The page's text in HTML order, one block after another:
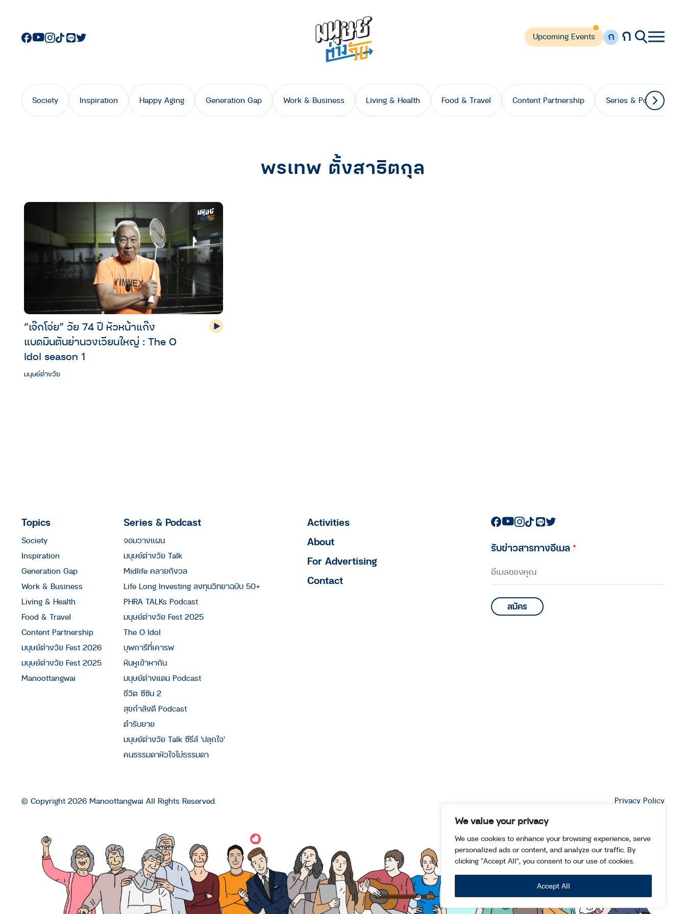
We value your privacy
We use cookies to enhance your browsing experience, serve
personalized ads or content, and analyze our traffic. By
clicking "Accept All", you consent to our use of cookies.
Accept All
Upcoming Events ก ก
Society Inspiration Happy Aging Generation Gap Work & Business Living & Health Food & Travel Content Partnership Series & Podcast
พรเทพ ตั้งสาธิตกุล
“เจ๊กโจ่ย” วัย 74 ปี หัวหน้าแก๊ง
แบดมินตันย่านวงเวียนใหญ่ : The O
Idol season 1
มนุษย์ต่างวัย
Topics
Society
Inspiration
Generation Gap
Work & Business
Living & Health
Food & Travel
Content Partnership
มนุษย์ต่างวัย Fest 2026
มนุษย์ต่างวัย Fest 2025
Manoottangwai
Series & Podcast
จอมวางแผน
มนุษย์ต่างวัย Talk
Midlife คลายกังวล
Life Long Investing ลงทุนวิทยาฉบับ 50+
PHRA TALKs Podcast
มนุษย์ต่างวัย Fest 2025
The O Idol
บุพการีที่เคารพ
หันหูเข้าหากัน
มนุษย์ต่างแดน Podcast
ชีวิต ซีซัน 2
สุขกำลังดี Podcast
ตำรับยาย
มนุษย์ต่างวัย Talk ซีรีส์ 'ปลุกใจ'
คนธรรมดาหัวใจไม่ธรรมดา
Activities
About
For Advertising
Contact
รับข่าวสารทางอีเมล*
© Copyright 2026 Manoottangwai All Rights Reserved. Privacy Policy